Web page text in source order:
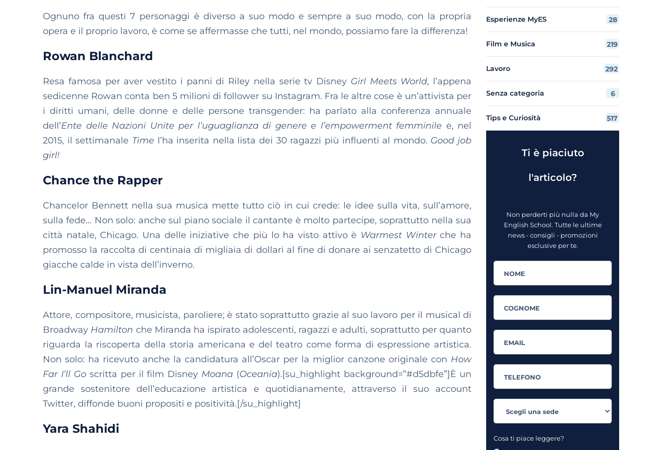
Ognuno fra questi 7 personaggi è diverso a suo modo e sempre a suo modo, con la propria
opera e il proprio lavoro, è come se affermasse che tutti, nel mondo, possiamo fare la differenza!
Rowan Blanchard
Resa famosa per aver vestito i panni di Riley nella serie tv Disney Girl Meets World, l’appena
sedicenne Rowan conta ben 5 milioni di follower su Instagram. Fra le altre cose è un’attivista per
i diritti umani, delle donne e delle persone transgender: ha parlato alla conferenza annuale
dell’Ente delle Nazioni Unite per l’uguaglianza di genere e l’empowerment femminile e, nel
2015, il settimanale Time l’ha inserita nella lista dei 30 ragazzi più influenti al mondo. Good job
girl!
Chance the Rapper
Chancelor Bennett nella sua musica mette tutto ciò in cui crede: le idee sulla vita, sull’amore,
sulla fede… Non solo: anche sul piano sociale il cantante è molto partecipe, soprattutto nella sua
città natale, Chicago. Una delle iniziative che più lo ha visto attivo è Warmest Winterche ha
promosso la raccolta di centinaia di migliaia di dollari al fine di donare ai senzatetto di Chicago
giacche calde in vista dell’inverno.
Lin-Manuel Miranda
Attore, compositore, musicista, paroliere; è stato soprattutto grazie al suo lavoro per il musical di
Broadway Hamilton che Miranda ha ispirato adolescenti, ragazzi e adulti, soprattutto per quanto
riguarda la riscoperta della storia americana e del teatro come forma di espressione artistica.
Non solo: ha ricevuto anche la candidatura all’Oscar per la miglior canzone originale con How
Far I’ll Goscritta per il film Disney Moana (Oceania).[su_highlight background=”#d5dbfe”]È un
grande sostenitore dell’educazione artistica e quotidianamente, attraverso il suo account
Twitter, diffonde buoni propositi e positività.[/su_highlight]
Yara Shahidi
Esperienze MyES 28
Film e Musica 219
Lavoro 292
Senza categoria 6
Tips e Curiosità 517
Ti è piaciuto
l'articolo?
Non perderti più nulla da My
English School. Tutte le ultime
news - consigli - promozioni
esclusive per te.
Cosa ti piace leggere?